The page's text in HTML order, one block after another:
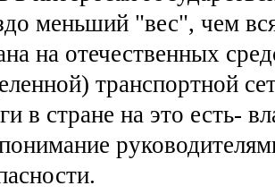
меньший "вес", чем
на отечественных
транспортной
в стране на это есть-